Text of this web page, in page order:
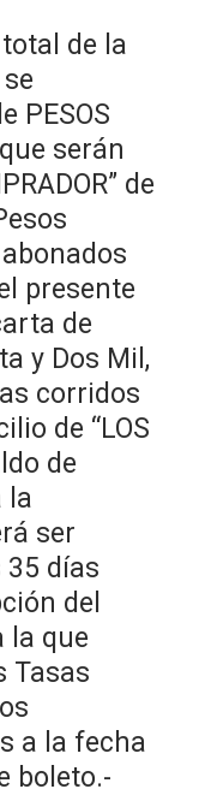
total de la
PESOS
serán
de
presente
de
y Dos Mil,
corridos
de “LOS
de
la
ser
35 días
del
la que
Tasas
a la fecha
boleto.-